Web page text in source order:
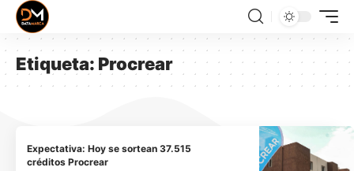
Etiqueta: Procrear
Expectativa: Hoy se sortean 37.515
créditos Procrear